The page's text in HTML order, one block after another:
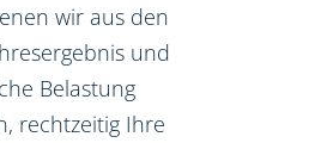
wir aus den
und
Belastung
rechtzeitig Ihre